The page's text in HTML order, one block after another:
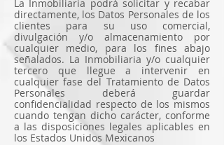
La Inmobiliaria podrá solicitar y recabar
directamente, los Datos Personales de los
clientes para su uso comercial,
divulgación y/o almacenamiento por
cualquier medio, para los fines abajo
señalados. La Inmobiliaria y/o cualquier
tercero que llegue a intervenir en
cualquier fase del Tratamiento de Datos
Personales deberá guardar
confidencialidad respecto de los mismos
cuando tengan dicho carácter, conforme
a las disposiciones legales aplicables en
los Estados Unidos Mexicanos